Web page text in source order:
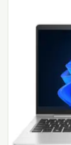
bredare
Datorn är
lagring som
viloläge på
Fantastiskt ljud
De Bang &
skarp och